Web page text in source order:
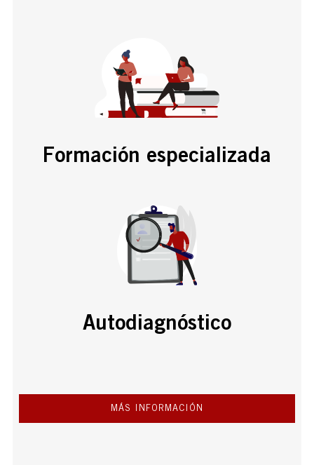
Formación especializada
Autodiagnóstico
MÁS INFORMACIÓN